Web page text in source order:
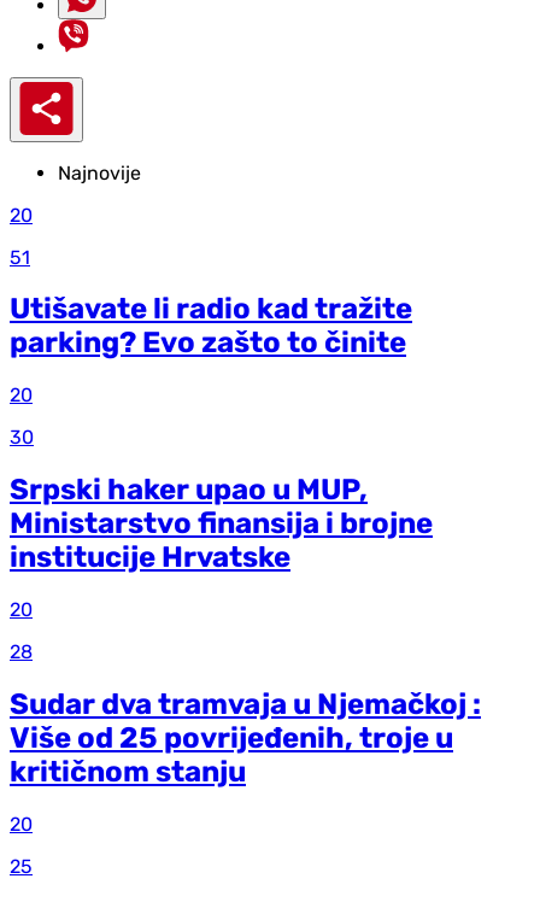
Najnovije
20
51
Utišavate li radio kad tražite
parking? Evo zašto to činite
20
30
Srpski haker upao u MUP,
Ministarstvo finansija i brojne
institucije Hrvatske
20
28
Sudar dva tramvaja u Njemačkoj :
Više od 25 povrijeđenih, troje u
kritičnom stanju
20
25